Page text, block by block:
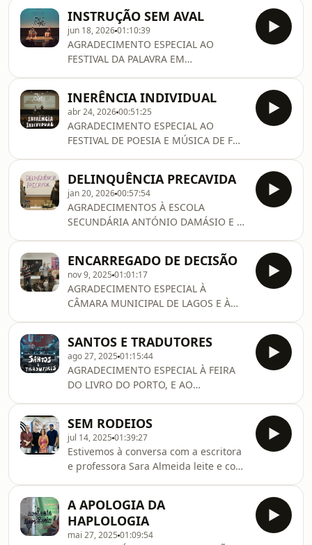
INSTRUÇÃO SEM AVAL
jun 18, 202601:10:39
AGRADECIMENTO ESPECIAL AO
FESTIVAL DA PALAVRA EM
PELO CONVITE.
INERÊNCIA INDIVIDUAL
abr 24, 202600:51:25
AGRADECIMENTO ESPECIAL AO
FESTIVAL DE POESIA E MÚSICA DE FOZ
DELINQUÊNCIA PRECAVIDA
jan 20, 202600:57:54
AGRADECIMENTOS À ESCOLA
SECUNDÁRIA ANTÓNIO DAMÁSIO E À
ENCARREGADO DE DECISÃO
nov 9, 2025 01:01:17
AGRADECIMENTO ESPECIAL À
CÂMARA MUNICIPAL DE LAGOS E À
SANTOS E TRADUTORES
ago 27, 2025 01:15:44
AGRADECIMENTO ESPECIAL À FEIRA
DO LIVRO DO PORTO, E AO
SEM RODEIOS
jul 14, 2025 01:39:27
Estivemos à conversa com a escritora
e professora Sara Almeida leite e com
maneiras de melhorares o teu
português&quot;.Um agradecimento
especial a eles.
A APOLOGIA DA
HAPLOLOGIA
mai 27, 2025 01:09:54